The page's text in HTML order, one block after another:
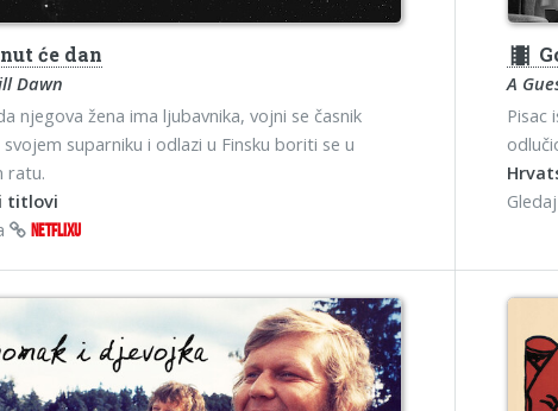
će dan
Dawn
njegova žena ima ljubavnika, vojni se časnik
svojem suparniku i odlazi u Finsku boriti se u
ratu.
titlovi
NETFLIXU
theaters
A
Pisac